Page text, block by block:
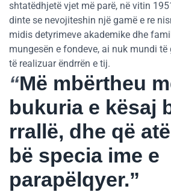
shtatëdhjetë vjet më parë, në vitin
dinte se nevojiteshin një gamë e re
midis detyrimeve akademike dhe
mungesën e fondeve, ai nuk mundi të
të realizuar ëndrrën e tij.
“Më mbërtheu
bukuria e kësaj
rrallë, dhe që
bë specia ime e
parapëlqyer.”